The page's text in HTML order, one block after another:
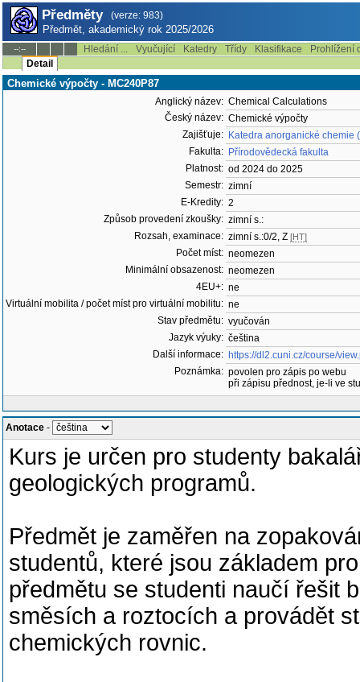
Předměty (verze: 983)
Předmět, akademický rok 2025/2026
--:-- Hledání ... Vyučující Katedry Třídy Klasifikace
Prohlížení
Detail
Chemické výpočty - MC240P87
Anglický název: Chemical Calculations
Český název: Chemické výpočty
Zajišťuje: Katedra anorganické chemie
Fakulta: Přírodovědecká fakulta
Platnost: od 2024 do 2025
Semestr: zimní
E-Kredity: 2
Způsob provedení zkoušky: zimní s.:
Rozsah, examinace: zimní s.:0/2, Z [HT]
Počet míst: neomezen
Minimální obsazenost: neomezen
4EU+: ne
Virtuální mobilita / počet míst pro virtuální mobilitu: ne
Stav předmětu: vyučován
Jazyk výuky: čeština
Další informace: https://dl2.cuni.cz/course/
Poznámka: povolen pro zápis po webu
při zápisu přednost, je-li ve
Anotace -
Kurs je určen pro studenty
geologických programů.
Předmět je zaměřen na
studentů, které jsou základem
předmětu se studenti naučí řešit
směsích a roztocích a provádět
chemických rovnic.